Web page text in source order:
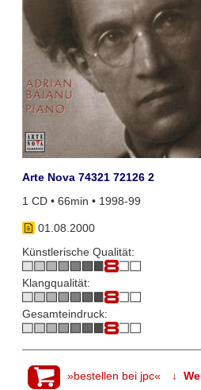
Arte Nova 74321 72126 2
1 CD • 66min • 1998-99
01.08.2000
Künstlerische Qualität:
Klangqualität:
Gesamteindruck:
»bestellen bei jpc« ↓